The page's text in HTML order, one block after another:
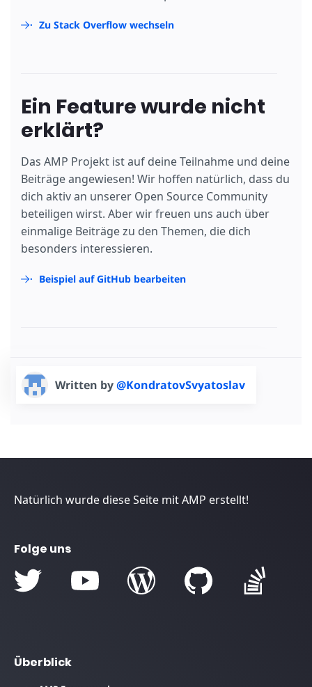
Zu Stack Overflow wechseln
Ein Feature wurde nicht
erklärt?
Das AMP Projekt ist auf deine Teilnahme und deine
Beiträge angewiesen! Wir hoffen natürlich, dass du
dich aktiv an unserer Open Source Community
beteiligen wirst. Aber wir freuen uns auch über
einmalige Beiträge zu den Themen, die dich
besonders interessieren.
Beispiel auf GitHub bearbeiten
Written by@KondratovSvyatoslav
Natürlich wurde diese Seite mit AMP erstellt!
Folge uns
Überblick